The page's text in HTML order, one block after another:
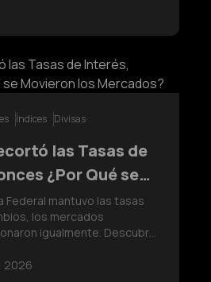
Índices Divisas
las Tasas de
¿Por Qué se
Mercados?
Federal mantuvo las tasas
los mercados
igualmente. Descubre
en el dólar estadounidense,
2026